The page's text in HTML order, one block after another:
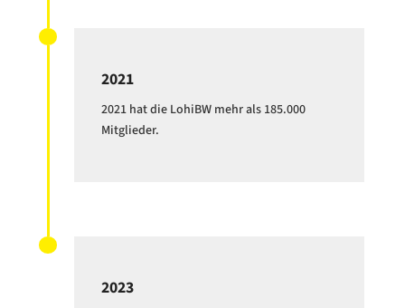
2021
2021 hat die LohiBW mehr als 185.000
Mitglieder.
2023